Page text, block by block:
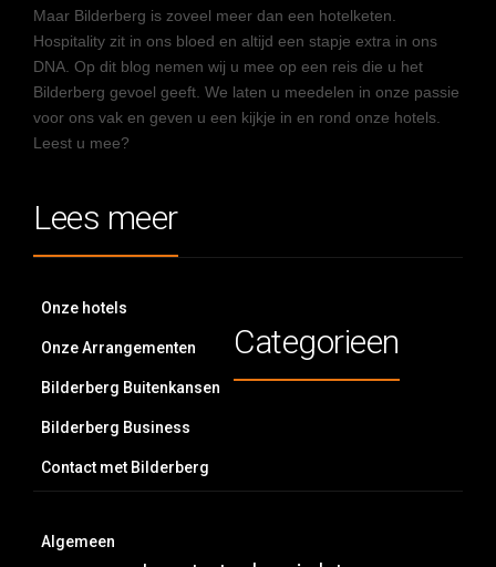
Maar Bilderberg is zoveel meer dan een hotelketen.
Hospitality zit in ons bloed en altijd een stapje extra in ons
DNA. Op dit blog nemen wij u mee op een reis die u het
Bilderberg gevoel geeft. We laten u meedelen in onze passie
voor ons vak en geven u een kijkje in en rond onze hotels.
Leest u mee?
Lees meer
Onze hotels
Onze Arrangementen
Bilderberg Buitenkansen
Bilderberg Business
Contact met Bilderberg
Categorieen
Algemeen